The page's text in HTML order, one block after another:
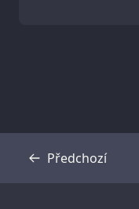
Předchozí
Přepis